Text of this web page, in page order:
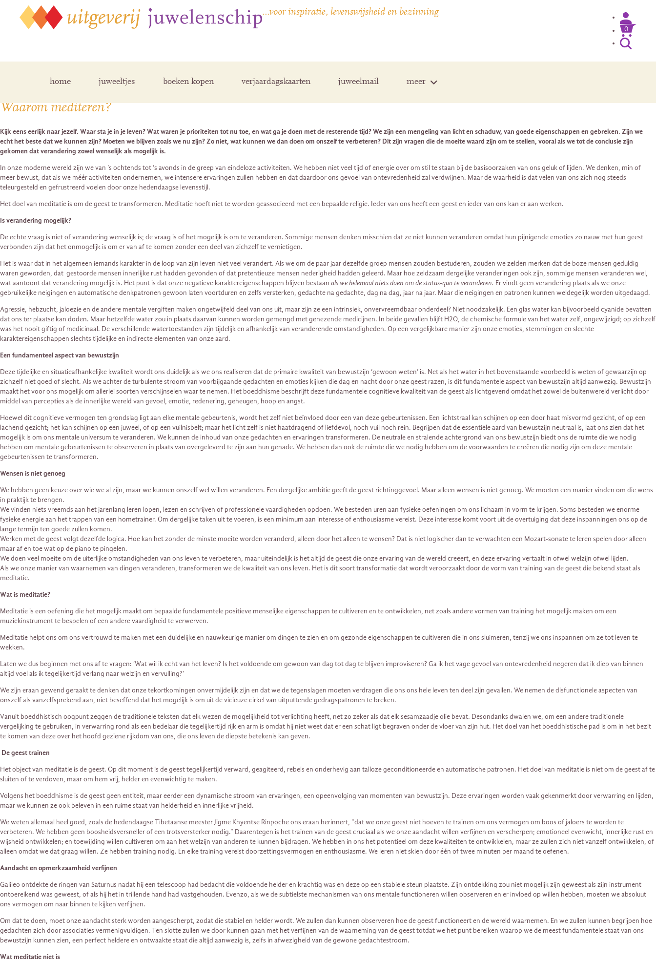
…voor inspiratie, levenswijsheid en bezinning
0
home juweeltjes boeken kopen verjaardagskaarten juweelmail meer
Posts Tagged ‘Meditatie’
Waarom mediteren?
Kijk eens eerlijk naar jezelf. Waar sta je in je leven? Wat waren je prioriteiten tot nu toe, en wat ga je doen met de resterende tijd? We zijn een mengeling van licht en schaduw, van goede eigenschappen en gebreken. Zijn we
echt het beste dat we kunnen zijn? Moeten we blijven zoals we nu zijn? Zo niet, wat kunnen we dan doen om onszelf te verbeteren? Dit zijn vragen die de moeite waard zijn om te stellen, vooral als we tot de conclusie zijn
gekomen dat verandering zowel wenselijk als mogelijk is.
In onze moderne wereld zijn we van ’s ochtends tot ‘s avonds in de greep van eindeloze activiteiten. We hebben niet veel tijd of energie over om stil te staan bij de basisoorzaken van ons geluk of lijden. We denken, min of
meer bewust, dat als we méér activiteiten ondernemen, we intensere ervaringen zullen hebben en dat daardoor ons gevoel van ontevredenheid zal verdwijnen. Maar de waarheid is dat velen van ons zich nog steeds
teleurgesteld en gefrustreerd voelen door onze hedendaagse levensstijl.
Het doel van meditatie is om de geest te transformeren. Meditatie hoeft niet te worden geassocieerd met een bepaalde religie. Ieder van ons heeft een geest en ieder van ons kan er aan werken.
Is verandering mogelijk?
De echte vraag is niet of verandering wenselijk is; de vraag is of het mogelijk is om te veranderen. Sommige mensen denken misschien dat ze niet kunnen veranderen omdat hun pijnigende emoties zo nauw met hun geest
verbonden zijn dat het onmogelijk is om er van af te komen zonder een deel van zichzelf te vernietigen.
Het is waar dat in het algemeen iemands karakter in de loop van zijn leven niet veel verandert. Als we om de paar jaar dezelfde groep mensen zouden bestuderen, zouden we zelden merken dat de boze mensen geduldig
waren geworden, dat gestoorde mensen innerlijke rust hadden gevonden of dat pretentieuze mensen nederigheid hadden geleerd. Maar hoe zeldzaam dergelijke veranderingen ook zijn, sommige mensen veranderen wel,
wat aantoont dat verandering mogelijk is. Het punt is dat onze negatieve karaktereigenschappen blijven bestaan als we helemaal niets doen om de status-quo te veranderen. Er vindt geen verandering plaats als we onze
gebruikelijke neigingen en automatische denkpatronen gewoon laten voortduren en zelfs versterken, gedachte na gedachte, dag na dag, jaar na jaar. Maar die neigingen en patronen kunnen weldegelijk worden uitgedaagd.
Agressie, hebzucht, jaloezie en de andere mentale vergiften maken ongetwijfeld deel van ons uit, maar zijn ze een intrinsiek, onvervreemdbaar onderdeel? Niet noodzakelijk. Een glas water kan bijvoorbeeld cyanide bevatten
dat ons ter plaatse kan doden. Maar hetzelfde water zou in plaats daarvan kunnen worden gemengd met genezende medicijnen. In beide gevallen blijft H2O, de chemische formule van het water zelf, ongewijzigd; op zichzelf
was het nooit giftig of medicinaal. De verschillende watertoestanden zijn tijdelijk en afhankelijk van veranderende omstandigheden. Op een vergelijkbare manier zijn onze emoties, stemmingen en slechte
karaktereigenschappen slechts tijdelijke en indirecte elementen van onze aard.
Een fundamenteel aspect van bewustzijn
Deze tijdelijke en situatieafhankelijke kwaliteit wordt ons duidelijk als we ons realiseren dat de primaire kwaliteit van bewustzijn ‘gewoon weten’ is. Net als het water in het bovenstaande voorbeeld is weten of gewaarzijn op
zichzelf niet goed of slecht. Als we achter de turbulente stroom van voorbijgaande gedachten en emoties kijken die dag en nacht door onze geest razen, is dit fundamentele aspect van bewustzijn altijd aanwezig. Bewustzijn
maakt het voor ons mogelijk om allerlei soorten verschijnselen waar te nemen. Het boeddhisme beschrijft deze fundamentele cognitieve kwaliteit van de geest als lichtgevend omdat het zowel de buitenwereld verlicht door
middel van percepties als de innerlijke wereld van gevoel, emotie, redenering, geheugen, hoop en angst.
Hoewel dit cognitieve vermogen ten grondslag ligt aan elke mentale gebeurtenis, wordt het zelf niet beïnvloed door een van deze gebeurtenissen. Een lichtstraal kan schijnen op een door haat misvormd gezicht, of op een
lachend gezicht; het kan schijnen op een juweel, of op een vuilnisbelt; maar het licht zelf is niet haatdragend of liefdevol, noch vuil noch rein. Begrijpen dat de essentiële aard van bewustzijn neutraal is, laat ons zien dat het
mogelijk is om ons mentale universum te veranderen. We kunnen de inhoud van onze gedachten en ervaringen transformeren. De neutrale en stralende achtergrond van ons bewustzijn biedt ons de ruimte die we nodig
hebben om mentale gebeurtenissen te observeren in plaats van overgeleverd te zijn aan hun genade. We hebben dan ook de ruimte die we nodig hebben om de voorwaarden te creëren die nodig zijn om deze mentale
gebeurtenissen te transformeren.
Wensen is niet genoeg
We hebben geen keuze over wie we al zijn, maar we kunnen onszelf wel willen veranderen. Een dergelijke ambitie geeft de geest richtinggevoel. Maar alleen wensen is niet genoeg. We moeten een manier vinden om die wens
in praktijk te brengen.
We vinden niets vreemds aan het jarenlang leren lopen, lezen en schrijven of professionele vaardigheden opdoen. We besteden uren aan fysieke oefeningen om ons lichaam in vorm te krijgen. Soms besteden we enorme
fysieke energie aan het trappen van een hometrainer. Om dergelijke taken uit te voeren, is een minimum aan interesse of enthousiasme vereist. Deze interesse komt voort uit de overtuiging dat deze inspanningen ons op de
lange termijn ten goede zullen komen.
Werken met de geest volgt dezelfde logica. Hoe kan het zonder de minste moeite worden veranderd, alleen door het alleen te wensen? Dat is niet logischer dan te verwachten een Mozart-sonate te leren spelen door alleen
maar af en toe wat op de piano te pingelen.
We doen veel moeite om de uiterlijke omstandigheden van ons leven te verbeteren, maar uiteindelijk is het altijd de geest die onze ervaring van de wereld creëert, en deze ervaring vertaalt in ofwel welzijn ofwel lijden.
Als we onze manier van waarnemen van dingen veranderen, transformeren we de kwaliteit van ons leven. Het is dit soort transformatie dat wordt veroorzaakt door de vorm van training van de geest die bekend staat als
meditatie.
Wat is meditatie?
Meditatie is een oefening die het mogelijk maakt om bepaalde fundamentele positieve menselijke eigenschappen te cultiveren en te ontwikkelen, net zoals andere vormen van training het mogelijk maken om een ​​
muziekinstrument te bespelen of een andere vaardigheid te verwerven.
Meditatie helpt ons om ons vertrouwd te maken met een duidelijke en nauwkeurige manier om dingen te zien en om gezonde eigenschappen te cultiveren die in ons sluimeren, tenzij we ons inspannen om ze tot leven te
wekken.
Laten we dus beginnen met ons af te vragen: ‘Wat wil ik echt van het leven? Is het voldoende om gewoon van dag tot dag te blijven improviseren? Ga ik het vage gevoel van ontevredenheid negeren dat ik diep van binnen
altijd voel als ik tegelijkertijd verlang naar welzijn en vervulling?’
We zijn eraan gewend geraakt te denken dat onze tekortkomingen onvermijdelijk zijn en dat we de tegenslagen moeten verdragen die ons ons hele leven ten deel zijn gevallen. We nemen de disfunctionele aspecten van
onszelf als vanzelfsprekend aan, niet beseffend dat het mogelijk is om uit de vicieuze cirkel van uitputtende gedragspatronen te breken.
Vanuit boeddhistisch oogpunt zeggen de traditionele teksten dat elk wezen de mogelijkheid tot verlichting heeft, net zo zeker als dat elk sesamzaadje olie bevat. Desondanks dwalen we, om een ​​andere traditionele
vergelijking te gebruiken, in verwarring rond als een bedelaar die tegelijkertijd rijk en arm is omdat hij niet weet dat er een schat ligt begraven onder de vloer van zijn hut. Het doel van het boeddhistische pad is om in het bezit
te komen van deze over het hoofd geziene rijkdom van ons, die ons leven de diepste betekenis kan geven.
De geest trainen
Het object van meditatie is de geest. Op dit moment is de geest tegelijkertijd verward, geagiteerd, rebels en onderhevig aan talloze geconditioneerde en automatische patronen. Het doel van meditatie is niet om de geest af te
sluiten of te verdoven, maar om hem vrij, helder en evenwichtig te maken.
Volgens het boeddhisme is de geest geen entiteit, maar eerder een dynamische stroom van ervaringen, een opeenvolging van momenten van bewustzijn. Deze ervaringen worden vaak gekenmerkt door verwarring en lijden,
maar we kunnen ze ook beleven in een ruime staat van helderheid en innerlijke vrijheid.
We weten allemaal heel goed, zoals de hedendaagse Tibetaanse meester Jigme Khyentse Rinpoche ons eraan herinnert, “dat we onze geest niet hoeven te trainen om ons vermogen om boos of jaloers te worden te
verbeteren. We hebben geen boosheidsversneller of een trotsversterker nodig.” Daarentegen is het trainen van de geest cruciaal als we onze aandacht willen verfijnen en verscherpen; emotioneel evenwicht, innerlijke rust en
wijsheid ontwikkelen; en toewijding willen cultiveren om aan het welzijn van anderen te kunnen bijdragen. We hebben in ons het potentieel om deze kwaliteiten te ontwikkelen, maar ze zullen zich niet vanzelf ontwikkelen, of
alleen omdat we dat graag willen. Ze hebben training nodig. En elke training vereist doorzettingsvermogen en enthousiasme. We leren niet skiën door één of twee minuten per maand te oefenen.
Aandacht en opmerkzaamheid verfijnen
Galileo ontdekte de ringen van Saturnus nadat hij een telescoop had bedacht die voldoende helder en krachtig was en deze op een stabiele steun plaatste. Zijn ontdekking zou niet mogelijk zijn geweest als zijn instrument
ontoereikend was geweest, of als hij het in trillende hand had vastgehouden. Evenzo, als we de subtielste mechanismen van ons mentale functioneren willen observeren en er invloed op willen hebben, moeten we absoluut
ons vermogen om naar binnen te kijken verfijnen.
Om dat te doen, moet onze aandacht sterk worden aangescherpt, zodat die stabiel en helder wordt. We zullen dan kunnen observeren hoe de geest functioneert en de wereld waarnemen. En we zullen kunnen begrijpen hoe
gedachten zich door associaties vermenigvuldigen. Ten slotte zullen we door kunnen gaan met het verfijnen van de waarneming van de geest totdat we het punt bereiken waarop we de meest fundamentele staat van ons
bewustzijn kunnen zien, een perfect heldere en ontwaakte staat die altijd aanwezig is, zelfs in afwezigheid van de gewone gedachtestroom.
Wat meditatie niet is